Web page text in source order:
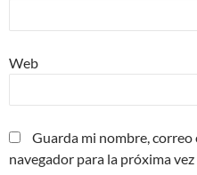
Web
Guarda mi nombre,
navegador para la próxima vez